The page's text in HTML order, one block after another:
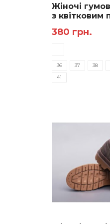
Жіночі
з квітковим
380 грн.
має
кілька
36 37 38
41